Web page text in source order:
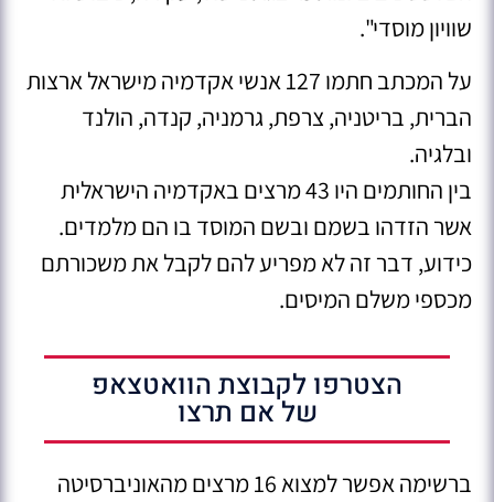
שוויון מוסדי".
על המכתב חתמו 127 אנשי אקדמיה מישראל ארצות
הברית, בריטניה, צרפת, גרמניה, קנדה, הולנד
ובלגיה.
בין החותמים היו 43 מרצים באקדמיה הישראלית
אשר הזדהו בשמם ובשם המוסד בו הם מלמדים.
כידוע, דבר זה לא מפריע להם לקבל את משכורתם
מכספי משלם המיסים.
הצטרפו לקבוצת הוואטצאפ
של אם תרצו
ברשימה אפשר למצוא 16 מרצים מהאוניברסיטה